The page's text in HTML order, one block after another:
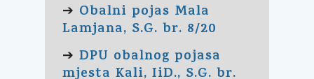
➔ Obalni pojas Mala
Lamjana, S.G. br. 8/20
➔ DPU obalnog pojasa
mjesta Kali, IiD., S.G. br.